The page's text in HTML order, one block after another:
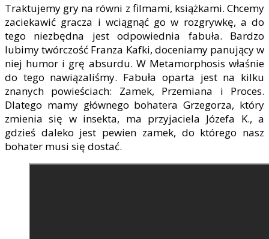
Traktujemy gry na równi z filmami, książkami. Chcemy
zaciekawić gracza i wciągnąć go w rozgrywkę, a do
tego niezbędna jest odpowiednia fabuła. Bardzo
lubimy twórczość Franza Kafki, doceniamy panujący w
niej humor i grę absurdu. W Metamorphosis właśnie
do tego nawiązaliśmy. Fabuła oparta jest na kilku
znanych powieściach: Zamek, Przemiana i Proces.
Dlatego mamy głównego bohatera Grzegorza, który
zmienia się w insekta, ma przyjaciela Józefa K., a
gdzieś daleko jest pewien zamek, do którego nasz
bohater musi się dostać.